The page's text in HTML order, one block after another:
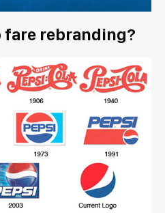
fare rebranding?